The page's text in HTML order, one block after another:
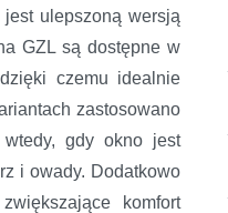
ulepszoną wersją
GZL są dostępne w
czemu idealnie
zastosowano
gdy okno jest
i owady. Dodatkowo
komfort